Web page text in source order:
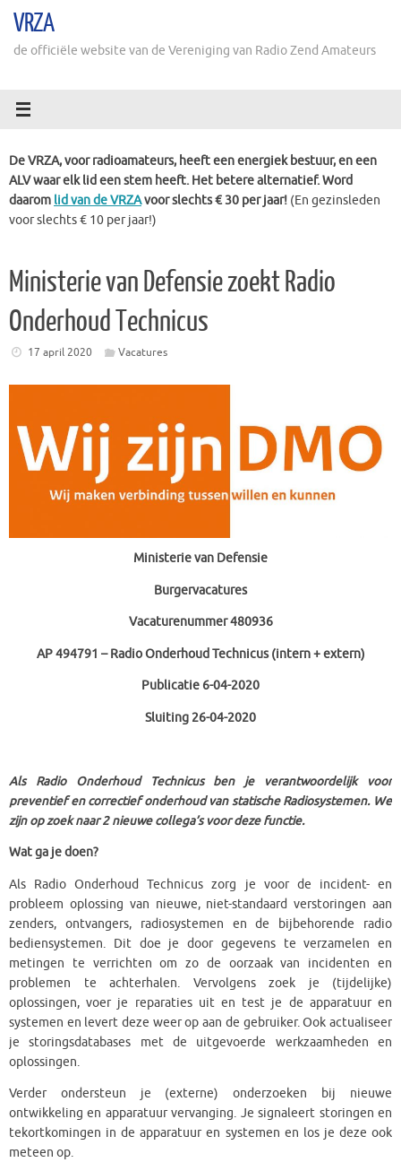
naarVRZA
de officiële website van de Vereniging van Radio Zend Amateurs
De VRZA, voor radioamateurs, heeft een energiek bestuur, en een
ALV waar elk lid een stem heeft. Het betere alternatief. Word
daarom lid van de VRZAvoor slechts € 30 per jaar! (En gezinsleden
voor slechts € 10 per jaar!)
Ministerie van Defensie zoekt Radio
Onderhoud Technicus
17 april 2020 Vacatures
Ministerie van Defensie
Burgervacatures
Vacaturenummer 480936
AP 494791 – Radio Onderhoud Technicus (intern + extern)
Publicatie 6-04-2020
Sluiting 26-04-2020
Als Radio Onderhoud Technicus ben je verantwoordelijk voor
preventief en correctief onderhoud van statische Radiosystemen. We
zijn op zoek naar 2 nieuwe collega’s voor deze functie.
Wat ga je doen?
Als Radio Onderhoud Technicus zorg je voor de incident- en
probleem oplossing van nieuwe, niet-standaard verstoringen aan
zenders, ontvangers, radiosystemen en de bijbehorende radio
bediensystemen. Dit doe je door gegevens te verzamelen en
metingen te verrichten om zo de oorzaak van incidenten en
problemen te achterhalen. Vervolgens zoek je (tijdelijke)
oplossingen, voer je reparaties uit en test je de apparatuur en
systemen en levert deze weer op aan de gebruiker. Ook actualiseer
je storingsdatabases met de uitgevoerde werkzaamheden en
oplossingen.
Verder ondersteun je (externe) onderzoeken bij nieuwe
ontwikkeling en apparatuur vervanging. Je signaleert storingen en
tekortkomingen in de apparatuur en systemen en los je deze ook
meteen op.